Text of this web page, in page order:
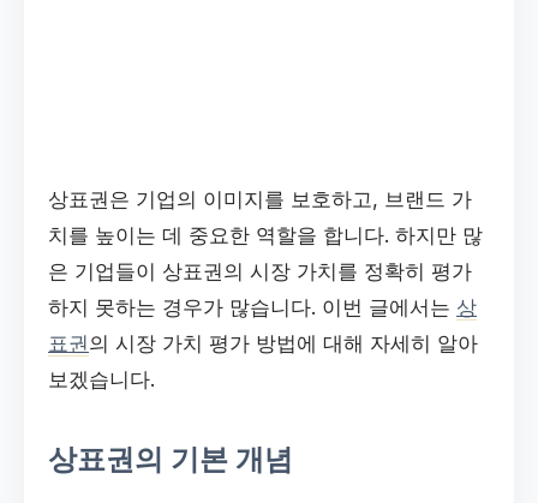
상표권은 기업의 이미지를 보호하고, 브랜드 가
치를 높이는 데 중요한 역할을 합니다. 하지만 많
은 기업들이 상표권의 시장 가치를 정확히 평가
하지 못하는 경우가 많습니다. 이번 글에서는 상
표권 의 시장 가치 평가 방법에 대해 자세히 알아
보겠습니다.
상표권의 기본 개념